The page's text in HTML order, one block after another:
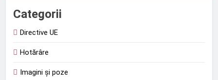
Categorii
Directive UE
Hotărâre
Imagini și poze